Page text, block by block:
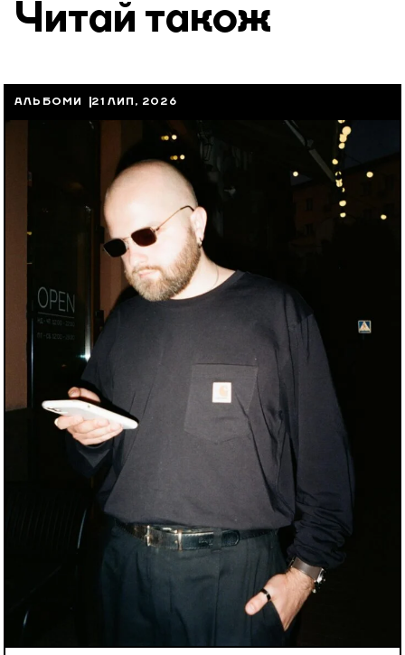
Читай також
АЛЬБОМИ 21 ЛИП, 2026